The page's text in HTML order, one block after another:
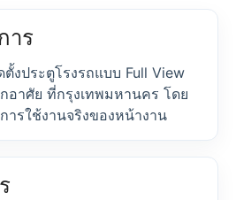
าร
งประตูโรงรถแบบ Full View
อาศัย ที่กรุงเทพมหานคร โดย
ารใช้งานจริงของหน้างาน